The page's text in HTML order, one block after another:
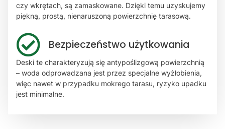
czy wkrętach, są zamaskowane. Dzięki temu uzyskujemy
piękną, prostą, nienaruszoną powierzchnię tarasową.
Bezpieczeństwo użytkowania
Deski te charakteryzują się antypoślizgową powierzchnią
– woda odprowadzana jest przez specjalne wyżłobienia,
więc nawet w przypadku mokrego tarasu, ryzyko upadku
jest minimalne.